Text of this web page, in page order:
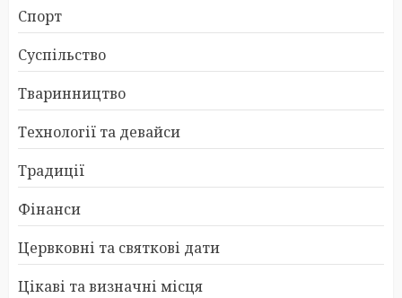
Спорт
Суспільство
Тваринництво
Технології та девайси
Традиції
Фінанси
Цервковні та святкові дати
Цікаві та визначні місця